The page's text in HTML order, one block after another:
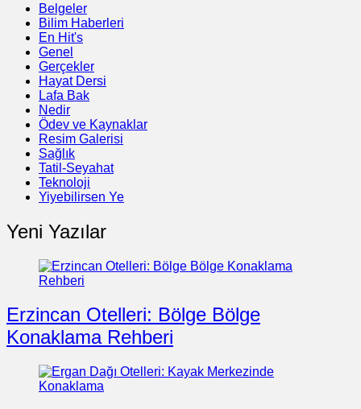
Belgeler
Bilim Haberleri
En Hit's
Genel
Gerçekler
Hayat Dersi
Lafa Bak
Nedir
Ödev ve Kaynaklar
Resim Galerisi
Sağlık
Tatil-Seyahat
Teknoloji
Yiyebilirsen Ye
Yeni Yazılar
Erzincan Otelleri: Bölge Bölge
Konaklama Rehberi